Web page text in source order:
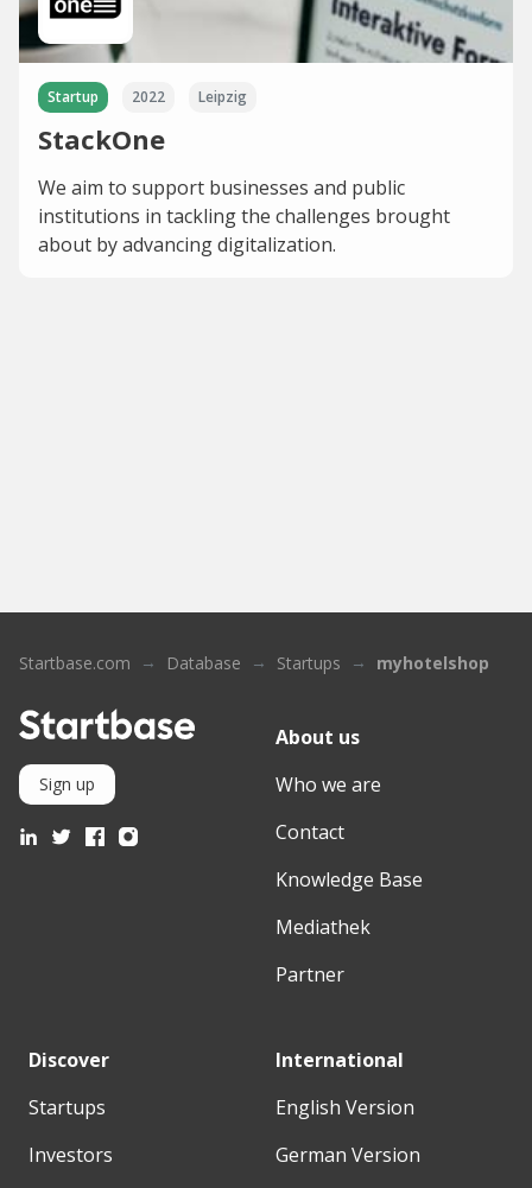
Startup 2022 Leipzig
StackOne
We aim to support businesses and public
institutions in tackling the challenges brought
about by advancing digitalization.
Startbase.com Database Startups myhotelshop
Sign up
About us
Who we are
Contact
Knowledge Base
Mediathek
Partner
Discover
Startups
Investors
International
English Version
German Version